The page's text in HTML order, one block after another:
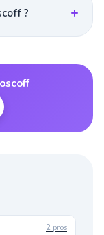
?
2 pros